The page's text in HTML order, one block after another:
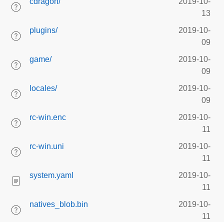
13
plugins/
2019-10-
09
game/
2019-10-
09
locales/
2019-10-
09
rc-win.enc
2019-10-
11
rc-win.uni
2019-10-
11
system.yaml
2019-10-
11
natives_blob.bin
2019-10-
11